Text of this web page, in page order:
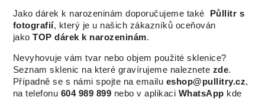
Jako dárek k narozeninám doporučujeme také
Půllitr s
fotografií, který je u našich zákazníků oceňován
jakoTOP dárek k narozeninám.
Nevyhovuje vám tvar nebo objem použité sklenice?
Seznam sklenic na které gravírujeme naleznete zde.
Případně se s námi spojte na emailu eshop@pullitry.cz,
na telefonu 604 989 899 nebo v aplikaci WhatsApp kde